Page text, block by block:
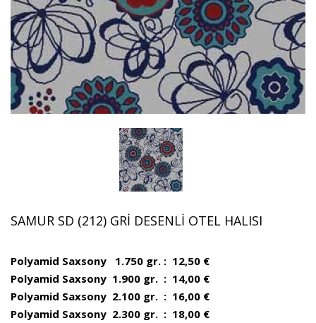
SAMUR SD (212) GRI DESENLI OTEL HALISI
Polyamid Saxsony 1.750 gr. : 12,50 €
Polyamid Saxsony 1.900 gr. : 14,00 €
Polyamid Saxsony 2.100 gr. : 16,00 €
Polyamid Saxsony 2.300 gr. : 18,00 €